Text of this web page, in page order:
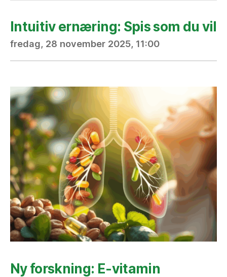
Intuitiv ernæring: Spis som du vil
fredag, 28 november 2025, 11:00
Ny forskning: E-vitamin